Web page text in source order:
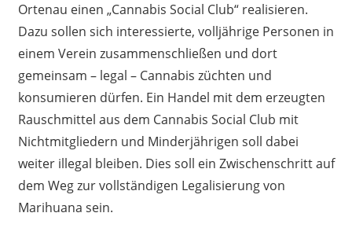
Ortenau einen „Cannabis Social Club“ realisieren.
Dazu sollen sich interessierte, volljährige Personen in
einem Verein zusammenschließen und dort
gemeinsam – legal – Cannabis züchten und
konsumieren dürfen. Ein Handel mit dem erzeugten
Rauschmittel aus dem Cannabis Social Club mit
Nichtmitgliedern und Minderjährigen soll dabei
weiter illegal bleiben. Dies soll ein Zwischenschritt auf
dem Weg zur vollständigen Legalisierung von
Marihuana sein.